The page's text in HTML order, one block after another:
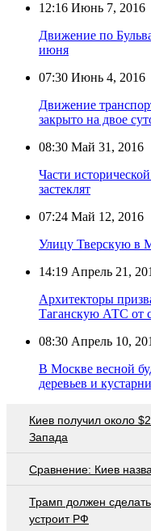
12:16 Июнь 7, 2016
Движение по
июня
07:30 Июнь 4, 2016
Движение
закрыто на двое
08:30 Май 31, 2016
Части
застеклят
07:24 Май 12, 2016
Улицу Тверскую в
14:19 Апрель 21,
Архитекторы
Таганскую АТС от
08:30 Апрель 10,
В Москве весной
деревьев и
Киев получил около
Запада
Сравнение: Киев
Трамп должен
устроит РФ